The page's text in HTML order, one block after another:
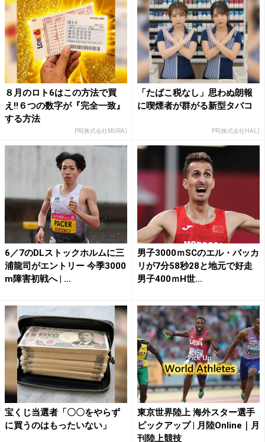
８月のロト6はこの方法で買
え!!６つの数字が『完全一致』
する方法
PR(株式会社MURA)
「たばこ税なし」思わぬ朗報
に喫煙者が群がる新型タバコ
PR(株式会社HAL)
6／7のDLストックホルムに三
浦龍司がエントリー 今季3000
m障害初戦へ | ...
男子3000ｍSCのエル・バッカ
リが7分58秒28と地元で好走
男子400ｍH世...
宝くじ当選者「〇〇をやらず
に買うのはもったいない」
東京世界陸上 海外スター選手
ピックアップ | 月陸Online｜月
刊陸上競技